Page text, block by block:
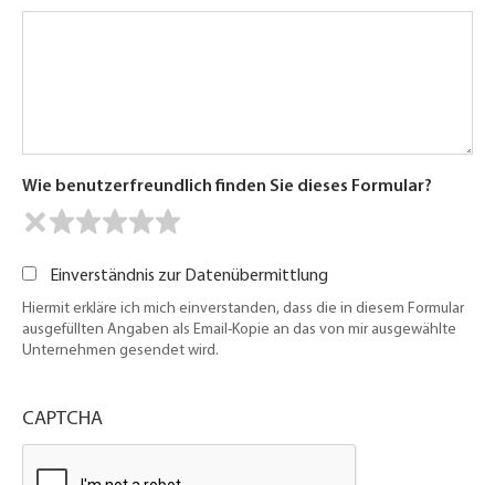
Wie benutzerfreundlich finden Sie dieses Formular?
Einverständnis zur Datenübermittlung
Hiermit erkläre ich mich einverstanden, dass die in diesem Formular
ausgefüllten Angaben als Email-Kopie an das von mir ausgewählte
Unternehmen gesendet wird.
CAPTCHA